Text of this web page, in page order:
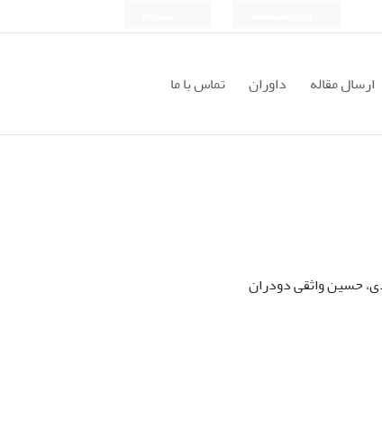
ارسال مقاله داوران تماس با ما
حسین واثقی دودران